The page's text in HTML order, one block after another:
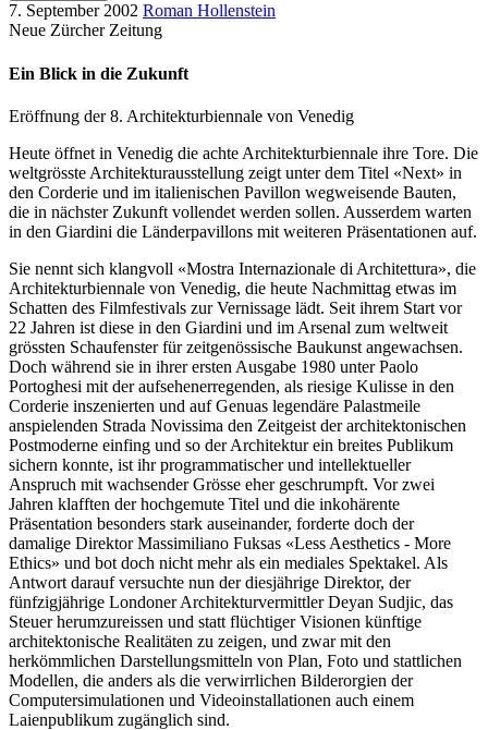
7. September 2002 Roman Hollenstein
Neue Zürcher Zeitung
Ein Blick in die Zukunft
Eröffnung der 8. Architekturbiennale von Venedig
Heute öffnet in Venedig die achte Architekturbiennale ihre Tore. Die
weltgrösste Architekturausstellung zeigt unter dem Titel «Next» in
den Corderie und im italienischen Pavillon wegweisende Bauten,
die in nächster Zukunft vollendet werden sollen. Ausserdem warten
in den Giardini die Länderpavillons mit weiteren Präsentationen auf.
Sie nennt sich klangvoll «Mostra Internazionale di Architettura», die
Architekturbiennale von Venedig, die heute Nachmittag etwas im
Schatten des Filmfestivals zur Vernissage lädt. Seit ihrem Start vor
22 Jahren ist diese in den Giardini und im Arsenal zum weltweit
grössten Schaufenster für zeitgenössische Baukunst angewachsen.
Doch während sie in ihrer ersten Ausgabe 1980 unter Paolo
Portoghesi mit der aufsehenerregenden, als riesige Kulisse in den
Corderie inszenierten und auf Genuas legendäre Palastmeile
anspielenden Strada Novissima den Zeitgeist der architektonischen
Postmoderne einfing und so der Architektur ein breites Publikum
sichern konnte, ist ihr programmatischer und intellektueller
Anspruch mit wachsender Grösse eher geschrumpft. Vor zwei
Jahren klafften der hochgemute Titel und die inkohärente
Präsentation besonders stark auseinander, forderte doch der
damalige Direktor Massimiliano Fuksas «Less Aesthetics - More
Ethics» und bot doch nicht mehr als ein mediales Spektakel. Als
Antwort darauf versuchte nun der diesjährige Direktor, der
fünfzigjährige Londoner Architekturvermittler Deyan Sudjic, das
Steuer herumzureissen und statt flüchtiger Visionen künftige
architektonische Realitäten zu zeigen, und zwar mit den
herkömmlichen Darstellungsmitteln von Plan, Foto und stattlichen
Modellen, die anders als die verwirrlichen Bilderorgien der
Computersimulationen und Videoinstallationen auch einem
Laienpublikum zugänglich sind.